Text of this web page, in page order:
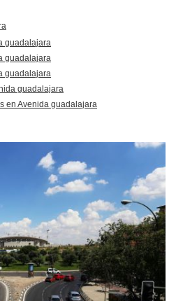
guadalajara
guadalajara
guadalajara
guadalajara
en Avenida guadalajara